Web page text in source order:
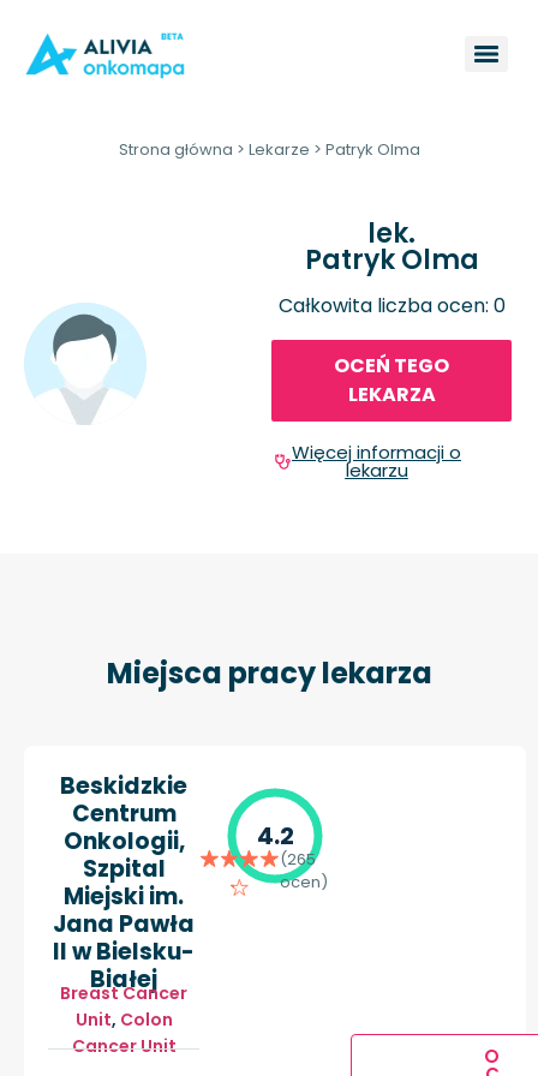
Strona główna > Lekarze > Patryk Olma
lek.
Patryk Olma
Całkowita liczba ocen: 0
OCEŃ TEGO
LEKARZA
Więcej informacji o
lekarzu
Miejsca pracy lekarza
Beskidzkie
Centrum
Onkologii,
Szpital
Miejski im.
Jana Pawła
II w Bielsku-
Białej
Breast Cancer
Unit, Colon
Cancer Unit
4.2
(265
ocen)
O